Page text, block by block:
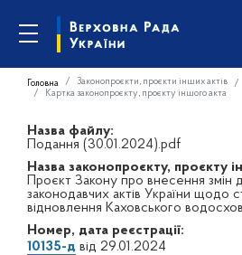
Головна Законопроєкти, проєкти інших актів
Картка законопроєкту, проєкту іншого акта
Назва файлу:
Подання (30.01.2024).pdf
Назва законопроєкту, проєкту
Проєкт Закону про внесення змін
законодавчих актів України щодо
відновлення Каховського
Номер, дата реєстрації:
10135-д від 29.01.2024